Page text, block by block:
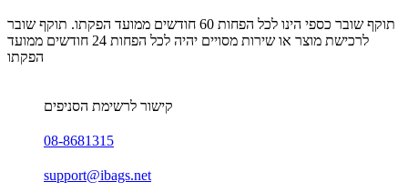
תוקף שובר כספי הינו לכל הפחות 60 חודשים ממועד הפקתו. תוקף שובר
לרכישת מוצר או שירות מסויים יהיה לכל הפחות 24 חודשים ממועד
הפקתו
קישור לרשימת הסניפים
08-8681315
support@ibags.net